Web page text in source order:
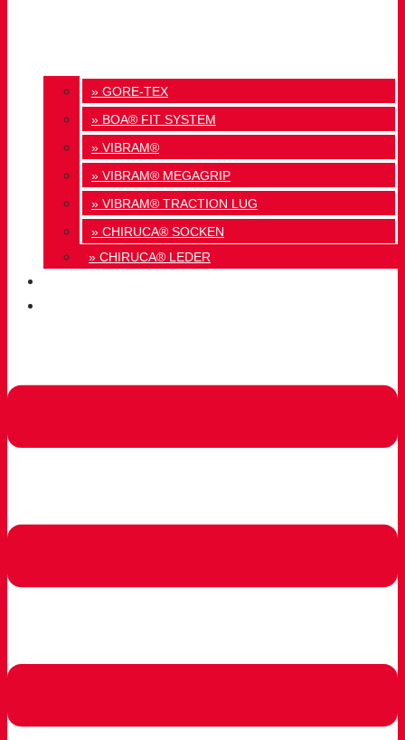
» GORE-TEX
» BOA® FIT SYSTEM
» VIBRAM®
» VIBRAM® MEGAGRIP
» VIBRAM® TRACTION LUG
» CHIRUCA® SOCKEN
» CHIRUCA® LEDER